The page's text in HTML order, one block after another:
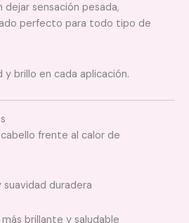
dejar sensación pesada,
perfecto para todo tipo de
brillo en cada aplicación.
frente al calor de
duradera
brillante y saludable